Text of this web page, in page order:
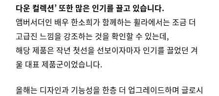
다운 컬렉션’ 또한 많은 인기를 끌고 있습니다.
앰버서더인 배우 한소희가 함께하는 휠라에서는 조금 더
고급진 느낌을 강조하는 것을 확인할 수 있는데,
해당 제품은 작년 첫선을 선보이자마자 인기를 끌었던 겨
울 대표 제품군이었습니다.
올해는 디자인과 기능성을 한층 더 업그레이드하며 글로시